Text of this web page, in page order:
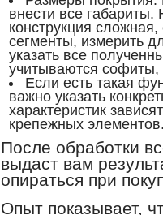
внести все
конструкция
сегменты, измерить
указать все
учитываются софиты,
Если есть такая
важно указать
характеристик
крепежных
После обработки
выдаст вам
опираться при
Опыт показывает,